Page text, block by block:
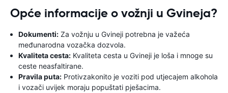
Opće informacije o vožnji u Gvineja?
Dokumenti: Za vožnju u Gvineji potrebna je važeća
međunarodna vozačka dozvola.
Kvaliteta cesta: Kvaliteta cesta u Gvineji je loša i mnoge su
ceste neasfaltirane.
Pravila puta: Protivzakonito je voziti pod utjecajem alkohola
i vozači uvijek moraju popuštati pješacima.